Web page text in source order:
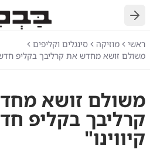
חזרה
ראשי מוזיקה
סינגלים וקליפים
משולם זושא מחדש את קרליבך בקליפ חדש:
משולם זושא
קרליבך בקליפ
קיווינו"